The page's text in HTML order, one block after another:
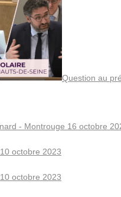
Question au